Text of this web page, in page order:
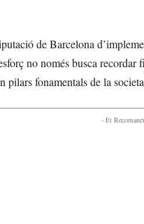
de Barcelona
no només busca
fonamentals de la
- Et